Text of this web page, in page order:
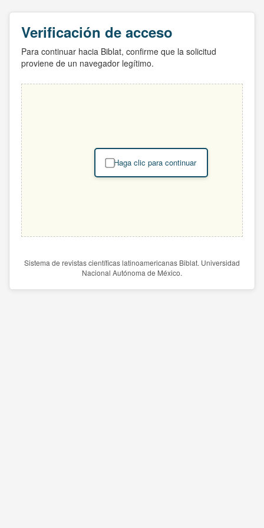
Verificación de acceso
Para continuar hacia Biblat, confirme que la solicitud
proviene de un navegador legítimo.
Haga clic para continuar
Sistema de revistas científicas latinoamericanas Biblat. Universidad
Nacional Autónoma de México.